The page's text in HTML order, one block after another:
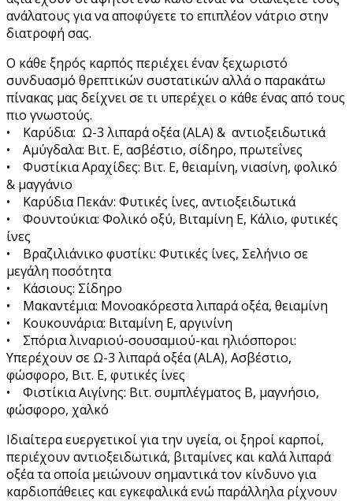
ανάλατους για να αποφύγετε το επιπλέον νάτριο στην
διατροφή σας.
Ο κάθε ξηρός καρπός περιέχει έναν ξεχωριστό
συνδυασμό θρεπτικών συστατικών αλλά ο παρακάτω
πίνακας μας δείχνει σε τι υπερέχει ο κάθε ένας από τους
πιο γνωστούς.
• Καρύδια: Ω-3 λιπαρά οξέα (ALA) & αντιοξειδωτικά
• Αμύγδαλα: Βιτ. Ε, ασβέστιο, σίδηρο, πρωτεΐνες
• Φυστίκια Αραχίδες: Βιτ. Ε, θειαμίνη, νιασίνη, φολικό
& μαγγάνιο
• Καρύδια Πεκάν: Φυτικές ίνες, αντιοξειδωτικά
• Φουντούκια: Φολικό οξύ, Βιταμίνη Ε, Κάλιο, φυτικές
ίνες
• Βραζιλιάνικο φυστίκι: Φυτικές ίνες, Σελήνιο σε
μεγάλη ποσότητα
• Κάσιους: Σίδηρο
• Μακαντέμια: Μονοακόρεστα λιπαρά οξέα, θειαμίνη
• Κουκουνάρια: Βιταμίνη Ε, αργινίνη
• Σπόρια λιναριού-σουσαμιού-και ηλιόσποροι:
Υπερέχουν σε Ω-3 λιπαρά οξέα (ALA), Ασβέστιο,
φώσφορο, Βιτ. Ε, φυτικές ίνες
• Φιστίκια Αιγίνης: Βιτ. συμπλέγματος Β, μαγνήσιο,
φώσφορο, χαλκό
Ιδιαίτερα ευεργετικοί για την υγεία, οι ξηροί καρποί,
περιέχουν αντιοξειδωτικά, βιταμίνες και καλά λιπαρά
οξέα τα οποία μειώνουν σημαντικά τον κίνδυνο για
καρδιοπάθειες και εγκεφαλικά ενώ παράλληλα ρίχνουν